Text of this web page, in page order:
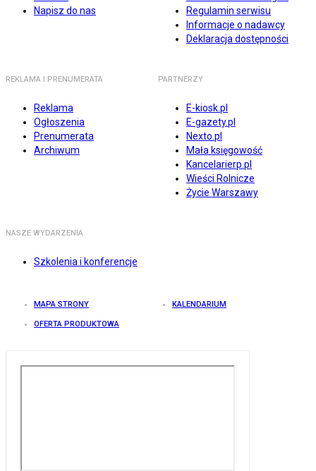
Napisz do nas
Regulamin serwisu
Informacje o nadawcy
Deklaracja dostępności
REKLAMA I PRENUMERATA
Reklama
Ogłoszenia
Prenumerata
Archiwum
PARTNERZY
E-kiosk.pl
E-gazety.pl
Nexto.pl
Mała księgowość
Kancelarierp.pl
Wieści Rolnicze
Życie Warszawy
NASZE WYDARZENIA
Szkolenia i konferencje
MAPA STRONY KALENDARIUM
OFERTA PRODUKTOWA